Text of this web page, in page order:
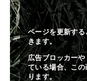
ページを更新す
きます。
広告ブロッカー
ている場合、こ
ります。